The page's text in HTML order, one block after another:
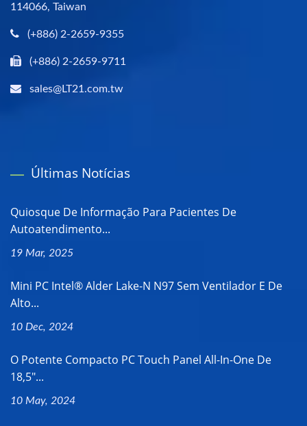
114066, Taiwan
(+886) 2-2659-9355
(+886) 2-2659-9711
sales@LT21.com.tw
Últimas Notícias
Quiosque De Informação Para Pacientes De
Autoatendimento...
19 Mar, 2025
Mini PC Intel® Alder Lake-N N97 Sem Ventilador E De
Alto...
10 Dec, 2024
O Potente Compacto PC Touch Panel All-In-One De
18,5"...
10 May, 2024